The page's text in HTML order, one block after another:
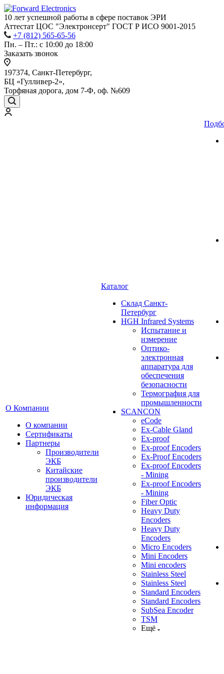
10 лет успешной работы в сфере поставок ЭРИ
Аттестат ЦОС "Электронсерт" ГОСТ Р ИСО 9001-2015
+7 (812) 565-65-56
Пн. – Пт.: с 10:00 до 18:00
Заказать звонок
197374, Санкт-Петербург,
БЦ «Гулливер-2»,
Торфяная дорога, дом 7-Ф, оф. №609
О Компании
О компании
Сертификаты
Партнеры
Производители
ЭКБ
Китайские
производители
ЭКБ
Юридическая
информация
Каталог
Cклад Санкт-
Петербург
HGH Infrared Systems
Испытание и
измерение
Оптико-
электронная
аппаратура для
обеспечения
безопасности
Термография для
промышленности
SCANCON
eCode
Ex-Cable Gland
Ex-proof
Ex-proof Encoders
Ex-Proof Encoders
Ex-proof Encoders
- Mining
Ex-proof Encoders
- Mining
Fiber Optic
Heavy Duty
Encoders
Heavy Duty
Encoders
Micro Encoders
Mini Encoders
Mini encoders
Stainless Steel
Stainless Steel
Standard Encoders
Standard Encoders
SubSea Encoder
TSM
Ещё